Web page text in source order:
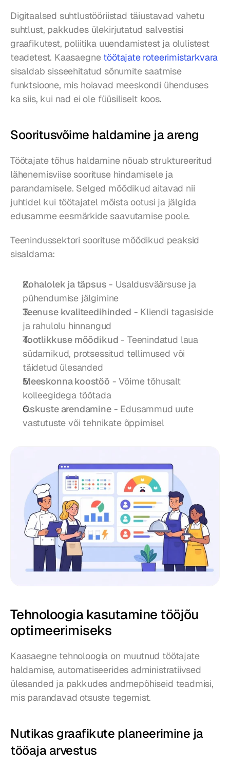
Digitaalsed suhtlustööriistad täiustavad vahetu
suhtlust, pakkudes ülekirjutatud salvestisi
graafikutest, poliitika uuendamistest ja olulistest
teadetest. Kaasaegne töötajate roteerimistarkvara
sisaldab sisseehitatud sõnumite saatmise
funktsioone, mis hoiavad meeskondi ühenduses
ka siis, kui nad ei ole füüsiliselt koos.
Sooritusvõime haldamine ja areng
Töötajate tõhus haldamine nõuab struktureeritud
lähenemisviise soorituse hindamisele ja
parandamisele. Selged mõõdikud aitavad nii
juhtidel kui töötajatel mõista ootusi ja jälgida
edusamme eesmärkide saavutamise poole.
Teenindussektori soorituse mõõdikud peaksid
sisaldama:
Kohalolek ja täpsus - Usaldusväärsuse ja
pühendumise jälgimine
Teenuse kvaliteedihinded - Kliendi tagasiside
ja rahulolu hinnangud
Tootlikkuse mõõdikud - Teenindatud laua
südamikud, protsessitud tellimused või
täidetud ülesanded
Meeskonna koostöö - Võime tõhusalt
kolleegidega töötada
Oskuste arendamine - Edusammud uute
vastutuste või tehnikate õppimisel
Tehnoloogia kasutamine tööjõu
optimeerimiseks
Kaasaegne tehnoloogia on muutnud töötajate
haldamise, automatiseerides administratiivsed
ülesanded ja pakkudes andmepõhiseid teadmisi,
mis parandavad otsuste tegemist.
Nutikas graafikute planeerimine ja
tööaja arvestus